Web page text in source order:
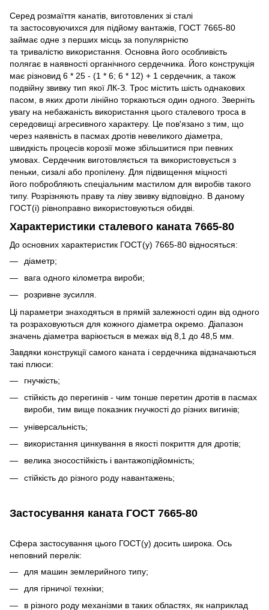
Серед розмаїття канатів, виготовлених зі сталі
та застосовуючихся для підйому вантажів, ГОСТ 7665-80
займає одне з перших місць за популярністю
та тривалістю використання. Основна його особливість
полягає в наявності органічного сердечника. Його конструкція
має різновид 6 * 25 - (1 * 6; 6 * 12) + 1 сердечник, а також
подвійну звивку тип якої ЛК-З. Трос містить шість однакових
пасом, в яких дроти лінійно торкаються один одного. Зверніть
увагу на небажаність використання цього сталевого троса в
середовищі агресивного характеру. Це пов'язано з тим, що
через наявність в пасмах дротів невеликого діаметра,
швидкість процесів корозії може збільшитися при певних
умовах. Сердечник виготовляється та використовується з
пеньки, сизалі або пропілену. Для підвищення міцності
його побробляють спеціальним мастилом для виробів такого
типу. Розрізняють праву та ліву звивку відповідно. В даному
ГОСТ(і) рівноправно використовуються обидві.
Характеристики сталевого каната 7665-80
До основних характеристик ГОСТ(у) 7665-80 відносяться:
діаметр;
вага одного кілометра вироби;
розривне зусилля.
Ці параметри знаходяться в прямій залежності один від одного
та розраховуються для кожного діаметра окремо. Діапазон
значень діаметра варіюється в межах від 8,1 до 48,5 мм.
Завдяки конструкції самого каната і сердечника відзначаються
такі плюси:
гнучкість;
стійкість до перегинів - чим тонше перетин дротів в пасмах
вироби, тим вище показник гнучкості до різних вигинів;
універсальність;
використання цинкування в якості покриття для дротів;
велика зносостійкість і вантажопідйомність;
стійкість до різного роду навантажень;
Застосування каната ГОСТ 7665-80
Сфера застосування цього ГОСТ(у) досить широка. Ось
неповний перелік:
для машин землерийного типу;
для гірничої техніки;
в різного роду механізми в таких областях, як наприклад